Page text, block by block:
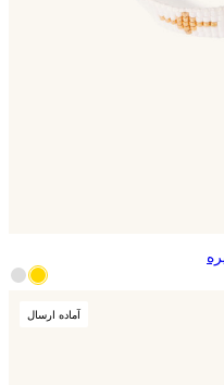
آماده ارسال